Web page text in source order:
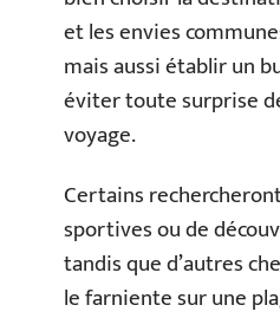
et les envies
mais aussi établir un
éviter toute surprise
voyage.
Certains
sportives ou de
tandis que d’autres
le farniente sur une